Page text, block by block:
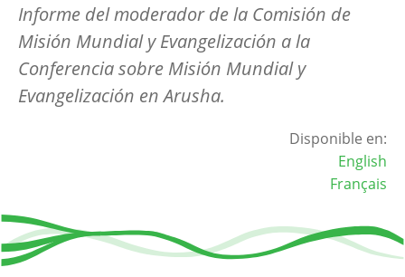
Informe del moderador de la Comisión de
Misión Mundial y Evangelización a la
Conferencia sobre Misión Mundial y
Evangelización en Arusha.
Disponible en:
English
Français